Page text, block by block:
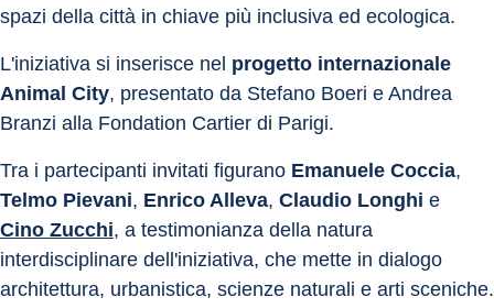
spazi della città in chiave più inclusiva ed ecologica.
L'iniziativa si inserisce nel progetto internazionale
Animal City, presentato da Stefano Boeri e Andrea
Branzi alla Fondation Cartier di Parigi.
Tra i partecipanti invitati figurano Emanuele Coccia,
Telmo Pievani, Enrico Alleva, Claudio Longhi e
Cino Zucchi, a testimonianza della natura
interdisciplinare dell'iniziativa, che mette in dialogo
architettura, urbanistica, scienze naturali e arti sceniche.